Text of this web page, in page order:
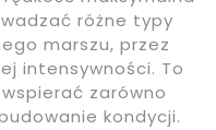
różne typy
marszu, przez
intensywności. To
zarówno
kondycji.